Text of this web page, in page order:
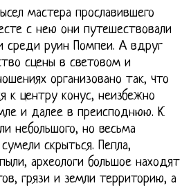
мастера прославившего
с нею они путешествовали
среди руин Помпеи. А вдруг
сцены в световом и
организовано так, что
к центру конус, неизбежно
и далее в преисподнюю. К
небольшого, но весьма
скрыться. Пепла,
археологи большое находят
грязи и земли территорию, а